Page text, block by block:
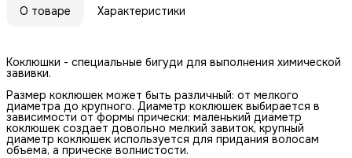
О товаре Характеристики
Коклюшки - специальные бигуди для выполнения химической
завивки.
Размер коклюшек может быть различный: от мелкого
диаметра до крупного. Диаметр коклюшек выбирается в
зависимости от формы прически: маленький диаметр
коклюшек создает довольно мелкий завиток, крупный
диаметр коклюшек используется для придания волосам
объема, а прическе волнистости.